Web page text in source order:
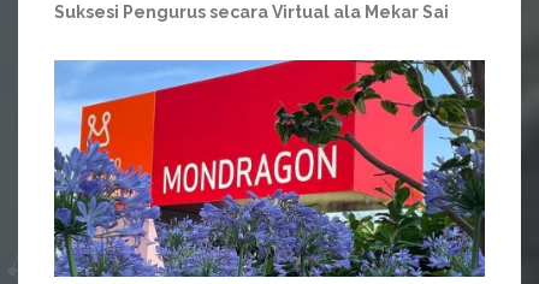
Suksesi Pengurus secara Virtual ala Mekar Sai